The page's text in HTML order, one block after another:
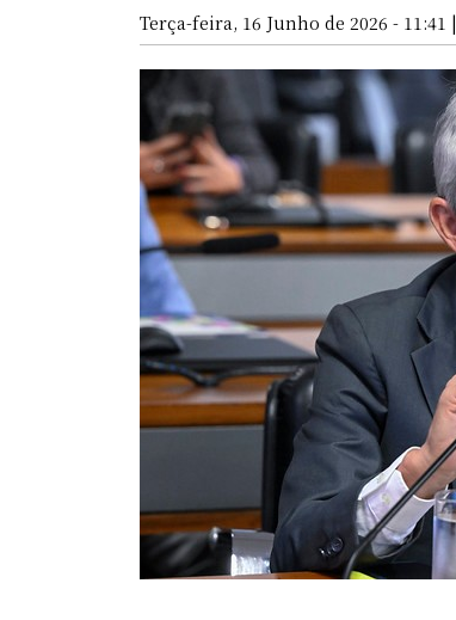
Terça-feira, 16 Junho de 2026 - 11:41 |